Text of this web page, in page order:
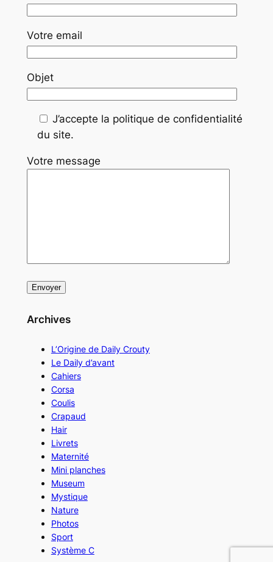
Votre email
Objet
J’accepte la politique de confidentialité
du site.
Votre message
Archives
L’Origine de Daily Crouty
Le Daily d’avant
Cahiers
Corsa
Coulis
Crapaud
Hair
Livrets
Maternité
Mini planches
Museum
Mystique
Nature
Photos
Sport
Système C